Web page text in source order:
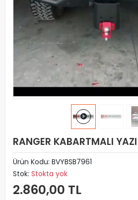
RANGER KABARTMALI YAZI
Ürün Kodu: BVYBSB7961
Stok: Stokta yok
2.860,00 TL